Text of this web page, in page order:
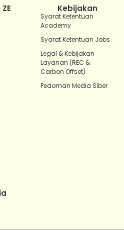
Kebijakan
Syarat Ketentuan
Academy
Syarat Ketentuan Jobs
Legal & Kebijakan
Layanan (REC &
Carbon Offset)
Pedoman Media Siber